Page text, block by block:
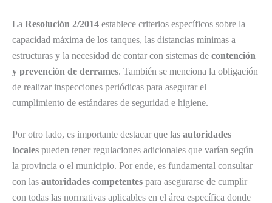
La Resolución 2/2014 establece criterios específicos sobre la
capacidad máxima de los tanques, las distancias mínimas a
estructuras y la necesidad de contar con sistemas de contención
y prevención de derrames. También se menciona la obligación
de realizar inspecciones periódicas para asegurar el
cumplimiento de estándares de seguridad e higiene.
Por otro lado, es importante destacar que las autoridades
locales pueden tener regulaciones adicionales que varían según
la provincia o el municipio. Por ende, es fundamental consultar
con las autoridades competentes para asegurarse de cumplir
con todas las normativas aplicables en el área específica donde